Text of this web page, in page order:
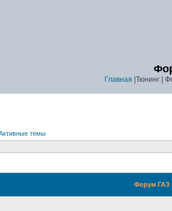
Главная |Тюнинг |
темы
Форум ГАЗ